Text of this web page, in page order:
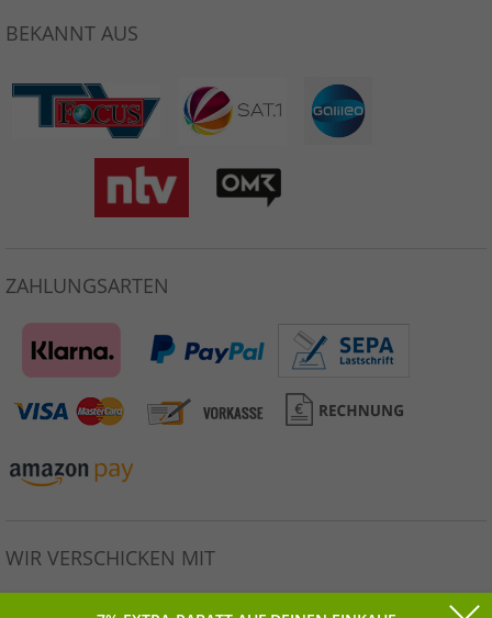
BEKANNT AUS
ZAHLUNGSARTEN
WIR VERSCHICKEN MIT